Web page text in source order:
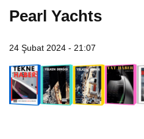
Pearl Yachts
24 Şubat 2024 - 21:07